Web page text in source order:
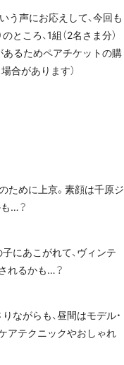
う声にお応えして、今回も
ころ、1組（2名さま分）
あるためペアチケットの購
合があります）
ために上京。素顔は千原ジ
…？
にあこがれて、ヴィンテ
れるかも…？
ながらも、昼間はモデル・
アテクニックやおしゃれ